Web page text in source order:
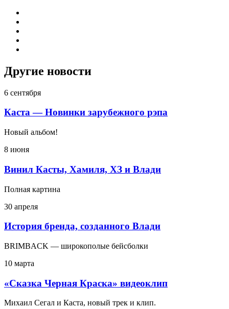
Другие новости
6 сентября
Каста — Новинки зарубежного рэпа
Новый альбом!
8 июня
Винил Касты, Хамиля, ХЗ и Влади
Полная картина
30 апреля
История бренда, созданного Влади
BRIMBACK — широкополые бейсболки
10 марта
«Сказка Черная Краска» видеоклип
Михаил Сегал и Каста, новый трек и клип.